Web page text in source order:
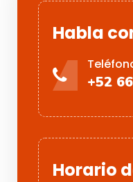
Habla
+52
Horario